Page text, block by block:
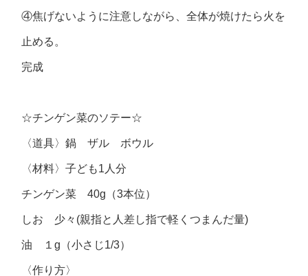
④焦げないように注意しながら、全体が焼けたら火を
止める。
完成
☆チンゲン菜のソテー☆
〈道具〉鍋 ザル ボウル
〈材料〉子ども1人分
チンゲン菜 40g（3本位）
しお 少々(親指と人差し指で軽くつまんだ量)
油 １g（小さじ1/3）
〈作り方〉